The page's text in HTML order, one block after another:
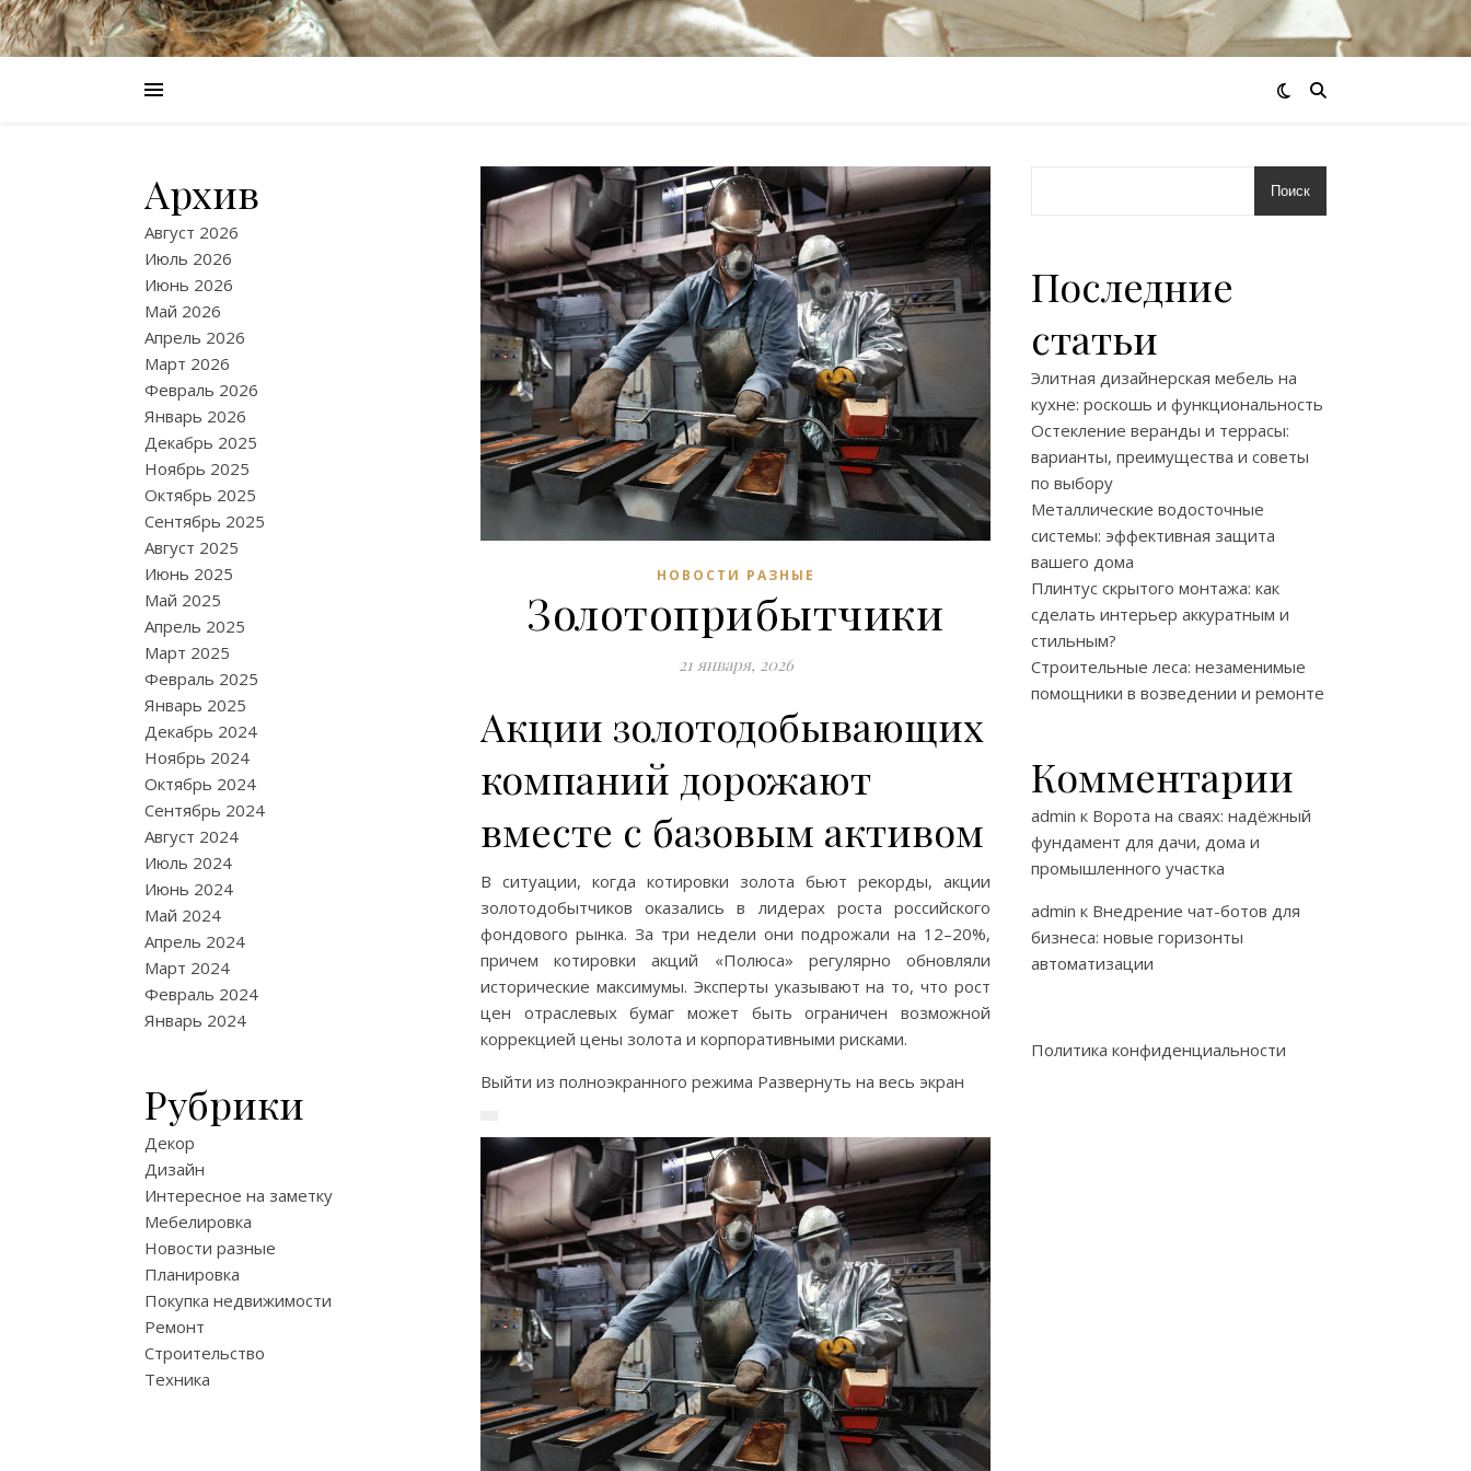
Архив
Август 2026
Июль 2026
Июнь 2026
Май 2026
Апрель 2026
Март 2026
Февраль 2026
Январь 2026
Декабрь 2025
Ноябрь 2025
Октябрь 2025
Сентябрь 2025
Август 2025
Июнь 2025
Май 2025
Апрель 2025
Март 2025
Февраль 2025
Январь 2025
Декабрь 2024
Ноябрь 2024
Октябрь 2024
Сентябрь 2024
Август 2024
Июль 2024
Июнь 2024
Май 2024
Апрель 2024
Март 2024
Февраль 2024
Январь 2024
Рубрики
Декор
Дизайн
Интересное на заметку
Мебелировка
Новости разные
Планировка
Покупка недвижимости
Ремонт
Строительство
Техника
НОВОСТИ РАЗНЫЕ
Золотоприбытчики
21 января, 2026
Акции золотодобывающих
компаний дорожают
вместе с базовым активом
В ситуации, когда котировки золота бьют рекорды, акции
золотодобытчиков оказались в лидерах роста российского
фондового рынка. За три недели они подрожали на 12–20%,
причем котировки акций «Полюса» регулярно обновляли
исторические максимумы. Эксперты указывают на то, что рост
цен отраслевых бумаг может быть ограничен возможной
коррекцией цены золота и корпоративными рисками.
Выйти из полноэкранного режима Развернуть на весь экран
Поиск
Последние
статьи
Элитная дизайнерская мебель на
кухне: роскошь и функциональность
Остекление веранды и террасы:
варианты, преимущества и советы
по выбору
Металлические водосточные
системы: эффективная защита
вашего дома
Плинтус скрытого монтажа: как
сделать интерьер аккуратным и
стильным?
Строительные леса: незаменимые
помощники в возведении и ремонте
Комментарии
admin к Ворота на сваях: надёжный
фундамент для дачи, дома и
промышленного участка
admin к Внедрение чат-ботов для
бизнеса: новые горизонты
автоматизации
Политика конфиденциальности